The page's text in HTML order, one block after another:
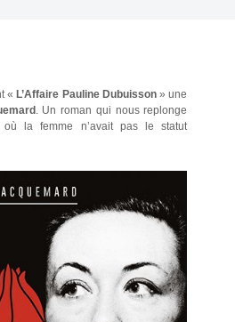
« L’Affaire Pauline Dubuisson» une
. Un roman qui nous replonge
où la femme n’avait pas le statut